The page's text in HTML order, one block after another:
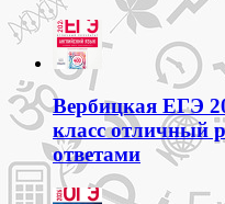
Вербицкая ЕГЭ
класс отличный
ответами